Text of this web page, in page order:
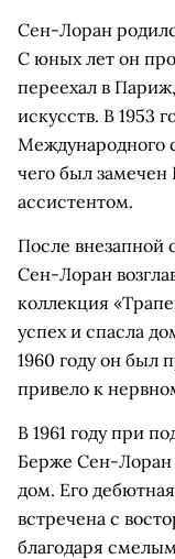
Сен-Лоран
С юных лет он
переехал в
искусств. В 1953
Международного
чего был
ассистентом.
После внезапной
Сен-Лоран
коллекция
успех и спасла
1960 году он был
привело к
В 1961 году при
Берже Сен-Лоран
дом. Его
встречена с
благодаря